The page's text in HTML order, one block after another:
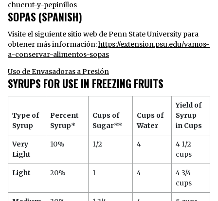
chucrut-y-pepinillos
SOPAS (SPANISH)
Visite el siguiente sitio web de Penn State University para
obtener más información:https://extension.psu.edu/vamos-
a-conservar-alimentos-sopas
Uso de Envasadoras a Presión
SYRUPS FOR USE IN FREEZING FRUITS
Type of
Syrup
Percent
Syrup*
Cups of
Sugar**
Cups of
Water
Yield of
Syrup
in Cups
Very
Light
10% 1/2 4
4 1/2
cups
Light 20% 1 4
4 3/4
cups